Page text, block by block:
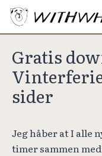
Gratis
sider
Jeg håber at I alle
timer sammen